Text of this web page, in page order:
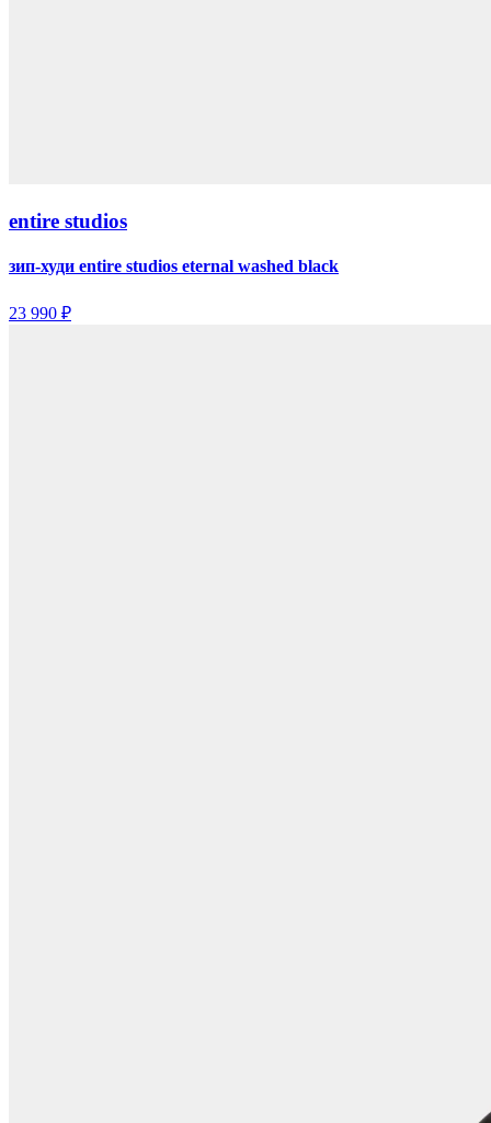
entire studios
зип-худи entire studios eternal washed black
23 990 ₽